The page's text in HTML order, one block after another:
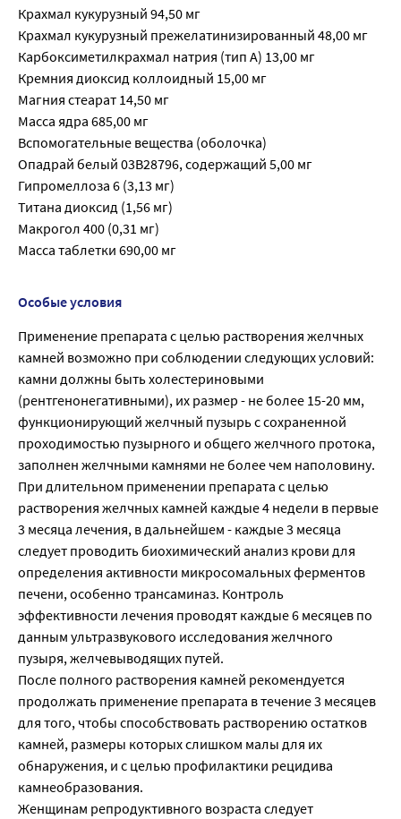
Крахмал кукурузный 94,50 мг
Крахмал кукурузный прежелатинизированный 48,00 мг
Карбоксиметилкрахмал натрия (тип А) 13,00 мг
Кремния диоксид коллоидный 15,00 мг
Магния стеарат 14,50 мг
Масса ядра 685,00 мг
Вспомогательные вещества (оболочка)
Опадрай белый 03В28796, содержащий 5,00 мг
Гипромеллоза 6 (3,13 мг)
Титана диоксид (1,56 мг)
Макрогол 400 (0,31 мг)
Масса таблетки 690,00 мг
Особые условия
Применение препарата с целью растворения желчных
камней возможно при соблюдении следующих условий:
камни должны быть холестериновыми
(рентгенонегативными), их размер - не более 15-20 мм,
функционирующий желчный пузырь с сохраненной
проходимостью пузырного и общего желчного протока,
заполнен желчными камнями не более чем наполовину.
При длительном применении препарата с целью
растворения желчных камней каждые 4 недели в первые
3 месяца лечения, в дальнейшем - каждые 3 месяца
следует проводить биохимический анализ крови для
определения активности микросомальных ферментов
печени, особенно трансаминаз. Контроль
эффективности лечения проводят каждые 6 месяцев по
данным ультразвукового исследования желчного
пузыря, желчевыводящих путей.
После полного растворения камней рекомендуется
продолжать применение препарата в течение 3 месяцев
для того, чтобы способствовать растворению остатков
камней, размеры которых слишком малы для их
обнаружения, и с целью профилактики рецидива
камнеобразования.
Женщинам репродуктивного возраста следует